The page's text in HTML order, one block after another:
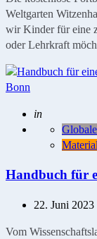
Weltgarten
wir Kinder für eine
oder Lehrkraft
Geschrieben
in
Material
Handbuch für
22. Juni 2023
Vom